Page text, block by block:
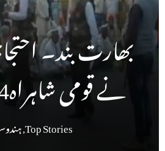
بھارت بند۔
نے قومی شاہراہ24کو کیا بند
Top Stories
,